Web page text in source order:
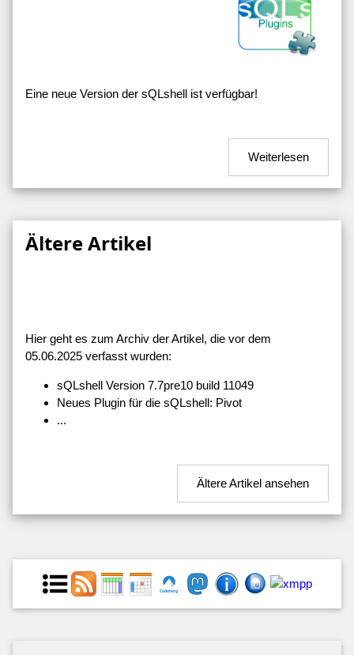
Eine neue Version der sQLshell ist verfügbar!
Weiterlesen
Ältere Artikel
Hier geht es zum Archiv der Artikel, die vor dem
05.06.2025 verfasst wurden:
sQLshell Version 7.7pre10 build 11049
Neues Plugin für die sQLshell: Pivot
...
Ältere Artikel ansehen